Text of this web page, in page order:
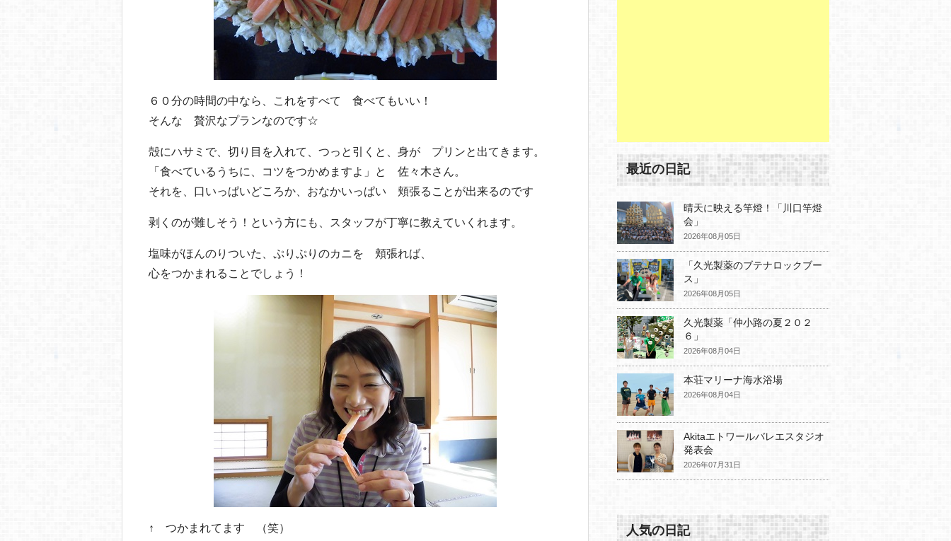
６０分の時間の中なら、これをすべて 食べてもいい！
そんな 贅沢なプランなのです☆
殻にハサミで、切り目を入れて、つっと引くと、身が プリンと出てきます。
「食べているうちに、コツをつかめますよ」と 佐々木さん。
それを、口いっぱいどころか、おなかいっぱい 頬張ることが出来るのです
剥くのが難しそう！という方にも、スタッフが丁寧に教えていくれます。
塩味がほんのりついた、ぷりぷりのカニを 頬張れば、
心をつかまれることでしょう！
↑ つかまれてます （笑）
最近の日記
晴天に映える竿燈！「川口竿燈
会」
2026年08月05日
「久光製薬のブテナロックブー
ス」
2026年08月05日
久光製薬「仲小路の夏２０２
６」
2026年08月04日
本荘マリーナ海水浴場
2026年08月04日
Akitaエトワールバレエスタジオ
発表会
2026年07月31日
人気の日記